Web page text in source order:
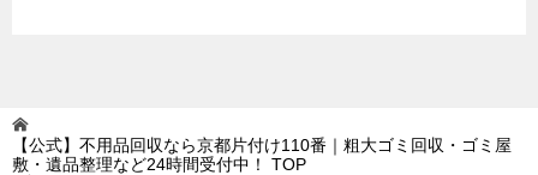
【公式】不用品回収なら京都片付け110番｜粗大ゴミ回収・ゴミ屋
敷・遺品整理など24時間受付中！
TOP